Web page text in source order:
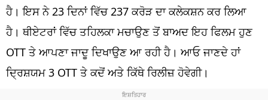
ਪੰਜਾਬ
ਧਰਮ
ਖੇਡਾਂ
ਹੈ। ਇਸ ਨੇ 23 ਦਿਨਾਂ ਵਿੱਚ 237 ਕਰੋੜ ਦਾ ਕਲੇਕਸ਼ਨ ਕਰ ਲਿਆ
ਹੈ। ਥੀਏਟਰਾਂ ਵਿੱਚ ਤਹਿਲਕਾ ਮਚਾਉਣ ਤੋਂ ਬਾਅਦ ਇਹ ਫਿਲਮ ਹੁਣ
OTT ਤੇ ਆਪਣਾ ਜਾਦੂ ਦਿਖਾਉਣ ਆ ਰਹੀ ਹੈ। ਆਓ ਜਾਣਦੇ ਹਾਂ
ਦ੍ਰਿਸ਼ਯਮ 3 OTT ਤੇ ਕਦੋਂ ਅਤੇ ਕਿੱਥੇ ਰਿਲੀਜ਼ ਹੋਵੇਗੀ।